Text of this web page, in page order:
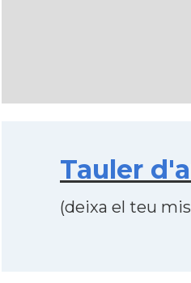
Tauler
(deixa el teu